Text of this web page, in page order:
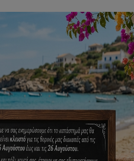
Παράδοση Κατ'οικον
Philips
:
Καταργήθηκε